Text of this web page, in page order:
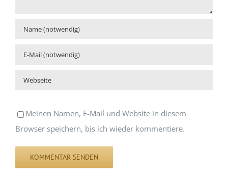
Meinen Namen, E-Mail und Website in diesem
Browser speichern, bis ich wieder kommentiere.